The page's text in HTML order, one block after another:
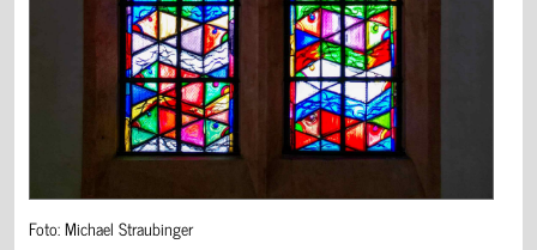
Foto: Michael Straubinger